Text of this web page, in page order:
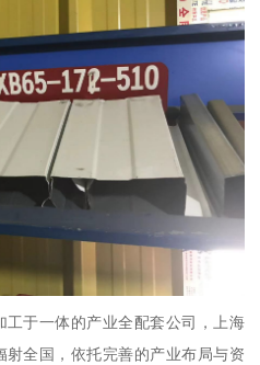
于一体的产业全配套公司，上海
全国，依托完善的产业布局与资